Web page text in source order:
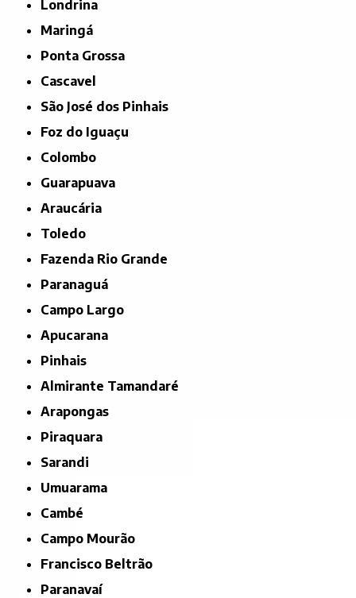
Londrina
Maringá
Ponta Grossa
Cascavel
São José dos Pinhais
Foz do Iguaçu
Colombo
Guarapuava
Araucária
Toledo
Fazenda Rio Grande
Paranaguá
Campo Largo
Apucarana
Pinhais
Almirante Tamandaré
Arapongas
Piraquara
Sarandi
Umuarama
Cambé
Campo Mourão
Francisco Beltrão
Paranavaí